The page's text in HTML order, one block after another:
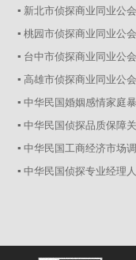
▪ 新北市侦探商业同业公会
▪ 桃园市侦探商业同业公会
▪ 台中市侦探商业同业公会
▪ 高雄市侦探商业同业公会
▪ 中华民国婚姻感情家庭
▪ 中华民国侦探品质保障
▪ 中华民国工商经济市场
▪ 中华民国侦探专业经理